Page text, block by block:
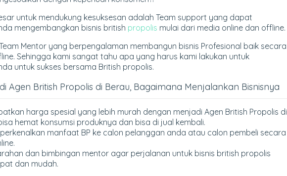
untuk mendukung kesuksesan adalah Team support yang dapat
mengembangkan bisnis british propolis mulai dari media online dan offline.
Mentor yang berpengalaman membangun bisnis Profesional baik secara
Sehingga kami sangat tahu apa yang harus kami lakukan untuk
untuk sukses bersama British propolis.
Agen British Propolis di Berau, Bagaimana Menjalankan Bisnisnya
harga spesial yang lebih murah dengan menjadi Agen British Propolis di
hemat konsumsi produknya dan bisa di jual kembali.
perkenalkan manfaat BP ke calon pelanggan anda atau calon pembeli secara
arahan dan bimbingan mentor agar perjalanan untuk bisnis british propolis
dan mudah.